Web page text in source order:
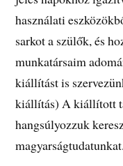
használati
sarkot a szülők, és
munkatársaim
kiállítást is
kiállítás) A kiállított
hangsúlyozzuk
magyarságtudatunkat.